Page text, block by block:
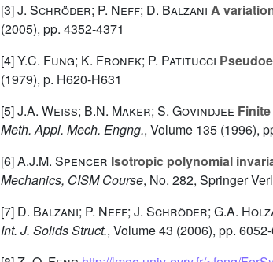
[3]J. Schröder; P. Neff; D. Balzani A
(2005), pp. 4352-4371
[4]Y.C. Fung; K. Fronek; P. Patitucci
(1979), p. H620-H631
[5]J.A. Weiss; B.N. Maker; S. Govindjee
Meth. Appl. Mech. Engng., Volume 135 (1996),
[6]A.J.M. Spencer Isotropic polynomial
Mechanics, CISM Course, No. 282, Springer
[7] D. Balzani; P. Neff; J. Schröder; G.A.
Int. J. Solids Struct., Volume 43 (2006), pp.